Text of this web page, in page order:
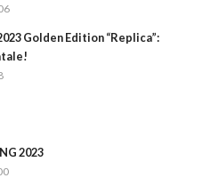
Golden Edition “Replica”:
2023